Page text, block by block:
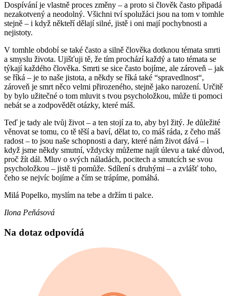
Dospívání je vlastně proces změny – a proto si člověk často připadá
nezakotvený a neodolný. Všichni tví spolužáci jsou na tom v tomhle
stejně – i když někteří dělají silné, jistě i oni mají pochybnosti a
nejistoty.
V tomhle období se také často a silně člověka dotknou témata smrti
a smyslu života. Ujišťuji tě, že tím prochází každý a tato témata se
týkají každého člověka. Smrti se sice často bojíme, ale zároveň – jak
se říká – je to naše jistota, a někdy se říká také “spravedlnost“,
zároveň je smrt něco velmi přirozeného, stejně jako narození. Určitě
by bylo užitečné o tom mluvit s tvou psycholožkou, může ti pomoci
nebát se a zodpovědět otázky, které máš.
Teď je tady ale tvůj život – a ten stojí za to, aby byl žitý. Je důležité
věnovat se tomu, co tě těší a baví, dělat to, co máš ráda, z čeho máš
radost – to jsou naše schopnosti a dary, které nám život dává – i
když jsme někdy smutní, vždycky můžeme najít úlevu a také důvod,
proč žít dál. Mluv o svých náladách, pocitech a smutcích se svou
psycholožkou – jistě ti pomůže. Sdílení s druhými – a zvlášť toho,
čeho se nejvíc bojíme a čím se trápíme, pomáhá.
Milá Popelko, myslím na tebe a držím ti palce.
Ilona Peňásová
Na dotaz odpovídá